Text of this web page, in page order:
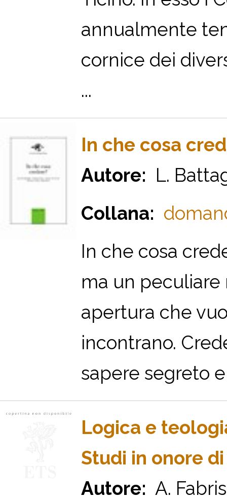
annualmente
cornice dei
...
In che cosa
Autore: L.
Collana:
In che cosa
ma un peculiare
apertura che
incontrano.
sapere segreto
Logica e
Studi in onore
Autore: A.